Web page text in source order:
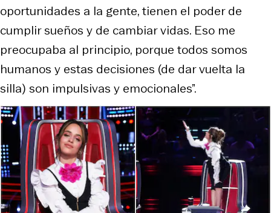
oportunidades a la gente, tienen el poder de
cumplir sueños y de cambiar vidas. Eso me
preocupaba al principio, porque todos somos
humanos y estas decisiones (de dar vuelta la
silla) son impulsivas y emocionales”.